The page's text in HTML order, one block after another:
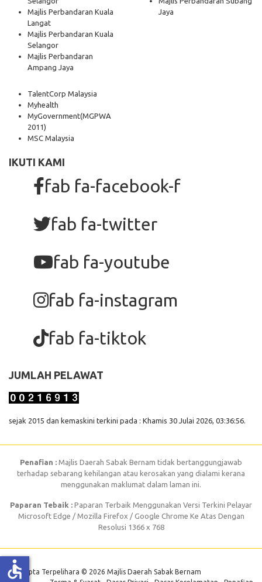
Majlis Perbandaran Kuala
Langat
Majlis Perbandaran Kuala
Selangor
Majlis Perbandaran
Ampang Jaya
Jaya
TalentCorp Malaysia
Myhealth
MyGovernment(MGPWA
2011)
MSC Malaysia
IKUTI KAMI
fab fa-facebook-f
fab fa-twitter
fab fa-youtube
fab fa-instagram
fab fa-tiktok
JUMLAH PELAWAT
sejak 2015 dan kemaskini terkini pada : Khamis 30 Julai 2026, 03:36:56.
Penafian : Majlis Daerah Sabak Bernam tidak bertanggungjawab
terhadap sebarang kehilangan atau kerosakan yang dialami kerana
menggunakan maklumat dalam laman ini.
Paparan Tebaik : Paparan Terbaik Menggunakan Versi Terkini Pelayar
Microsoft Edge / Mozilla Firefox / Google Chrome Ke Atas Dengan
Resolusi 1366 x 768
Hak Cipta Terpelihara © 2026 Majlis Daerah Sabak Bernam
accessible